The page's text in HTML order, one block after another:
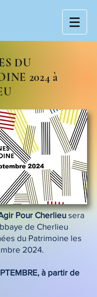
DU
2024 à
Pour Cherlieu sera
de Cherlieu
du Patrimoine les
2024.
à partir de